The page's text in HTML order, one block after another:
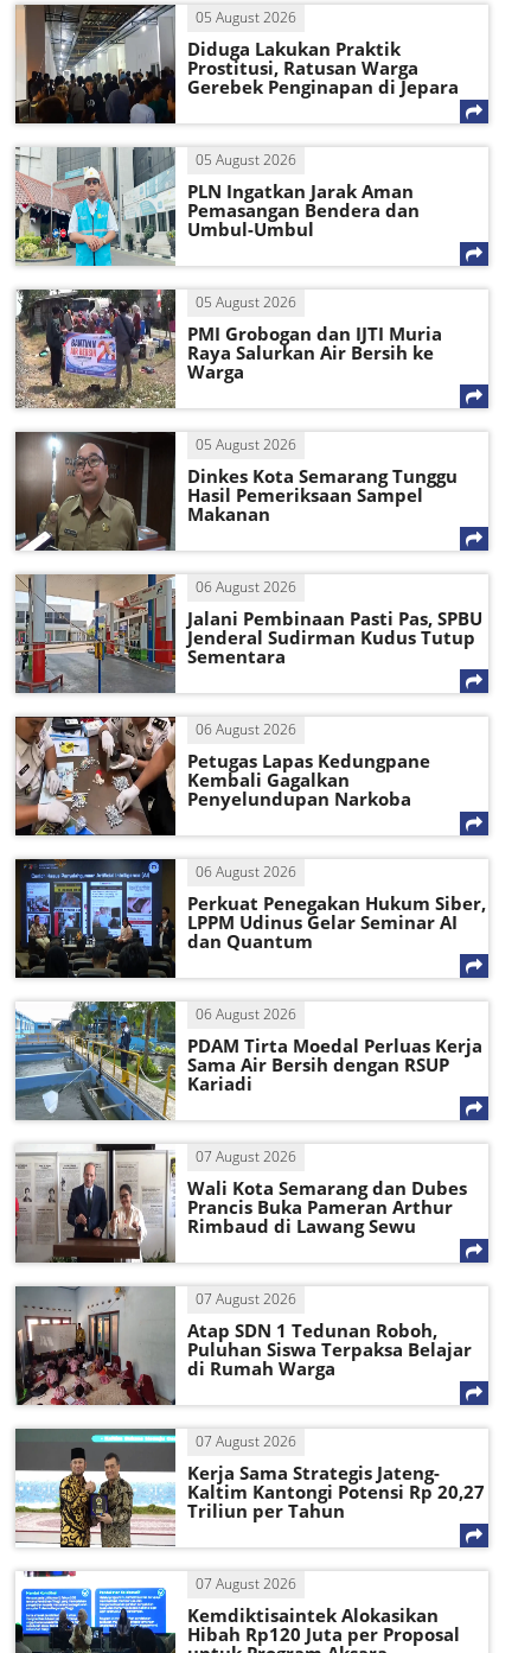
05 August 2026
Diduga Lakukan Praktik
Prostitusi, Ratusan Warga
Gerebek Penginapan di Jepara
05 August 2026
PLN Ingatkan Jarak Aman
Pemasangan Bendera dan
Umbul-Umbul
05 August 2026
PMI Grobogan dan IJTI Muria
Raya Salurkan Air Bersih ke
Warga
05 August 2026
Dinkes Kota Semarang Tunggu
Hasil Pemeriksaan Sampel
Makanan
06 August 2026
Jalani Pembinaan Pasti Pas, SPBU
Jenderal Sudirman Kudus Tutup
Sementara
06 August 2026
Petugas Lapas Kedungpane
Kembali Gagalkan
Penyelundupan Narkoba
06 August 2026
Perkuat Penegakan Hukum Siber,
LPPM Udinus Gelar Seminar AI
dan Quantum
06 August 2026
PDAM Tirta Moedal Perluas Kerja
Sama Air Bersih dengan RSUP
Kariadi
07 August 2026
Wali Kota Semarang dan Dubes
Prancis Buka Pameran Arthur
Rimbaud di Lawang Sewu
07 August 2026
Atap SDN 1 Tedunan Roboh,
Puluhan Siswa Terpaksa Belajar
di Rumah Warga
07 August 2026
Kerja Sama Strategis Jateng-
Kaltim Kantongi Potensi Rp 20,27
Triliun per Tahun
07 August 2026
Kemdiktisaintek Alokasikan
Hibah Rp120 Juta per Proposal